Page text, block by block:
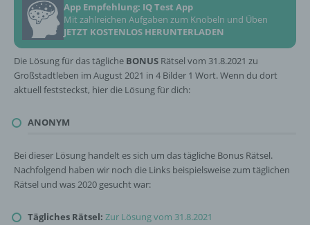
App Empfehlung: IQ Test App
Mit zahlreichen Aufgaben zum Knobeln und Üben
JETZT KOSTENLOS HERUNTERLADEN
Die Lösung für das tägliche BONUS Rätsel vom 31.8.2021 zu
Großstadtleben im August 2021 in 4 Bilder 1 Wort. Wenn du dort
aktuell feststeckst, hier die Lösung für dich:
ANONYM
Bei dieser Lösung handelt es sich um das tägliche Bonus Rätsel.
Nachfolgend haben wir noch die Links beispielsweise zum täglichen
Rätsel und was 2020 gesucht war:
Tägliches Rätsel: Zur Lösung vom 31.8.2021